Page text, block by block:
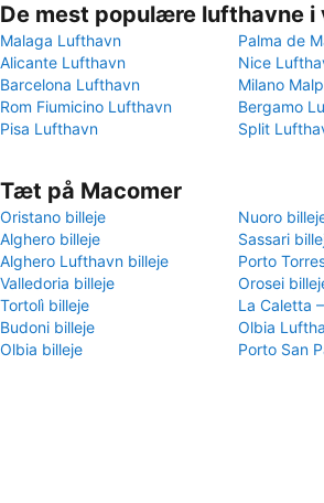
De mest populære lufthavne i
Malaga Lufthavn
Palma de
Alicante Lufthavn
Nice
Barcelona Lufthavn
Milano
Rom Fiumicino Lufthavn
Bergamo
Pisa Lufthavn
Split
Tæt på Macomer
Oristano billeje
Nuoro
Alghero billeje
Sassari
Alghero Lufthavn billeje
Porto
Valledoria billeje
Orosei
Tortolì billeje
La Caletta
Budoni billeje
Olbia
Olbia billeje
Porto San